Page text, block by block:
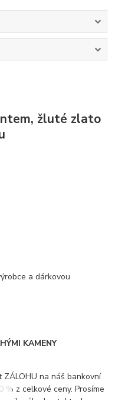
žluté zlato
a dárkovou
KAMENY
na náš bankovní
% z celkové ceny. Prosíme